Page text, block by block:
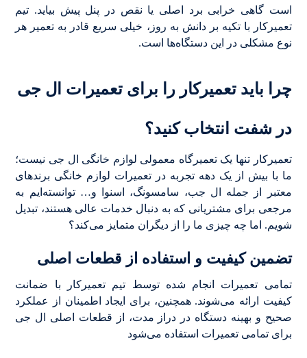
است گاهی خرابی برد اصلی یا نقص در پنل پیش بیاید. تیم
تعمیرکار با تکیه بر دانش به روز، خیلی سریع قادر به تعمیر هر
نوع مشکلی در این دستگاه‌ها است.
چرا باید تعمیرکار را برای تعمیرات ال جی
در شفت انتخاب کنید؟
تعمیرکار تنها یک تعمیرگاه معمولی لوازم خانگی ال جی نیست؛
ما با بیش از یک دهه تجربه در تعمیرات لوازم خانگی برندهای
معتبر از جمله ال جب، سامسونگ، اسنوا و… توانسته‌ایم به
مرجعی برای مشتریانی که به دنبال خدمات عالی هستند، تبدیل
شویم. اما چه چیزی ما را از دیگران متمایز می‌کند؟
تضمین کیفیت و استفاده از قطعات اصلی
تمامی تعمیرات انجام شده توسط تیم تعمیرکار با ضمانت
کیفیت ارائه می‌شوند. همچنین، برای ایجاد اطمینان از عملکرد
صحیح و بهینه دستگاه در دراز مدت، از قطعات اصلی ال جی
برای تمامی تعمیرات استفاده می‌شود